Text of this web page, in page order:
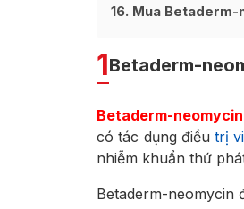
16 Mua Betaderm-
1Betaderm-
Betaderm-neomycin
có tác dụng điềutrị
nhiễm khuẩn thứ
Betaderm-neomycin